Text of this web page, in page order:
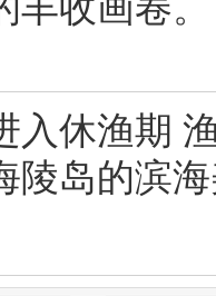
入休渔期
陵岛的滨